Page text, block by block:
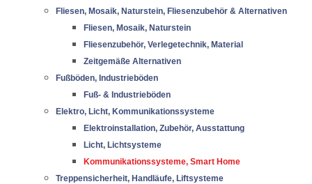
Fliesen, Mosaik, Naturstein, Fliesenzubehör & Alternativen
Fliesen, Mosaik, Naturstein
Fliesenzubehör, Verlegetechnik, Material
Zeitgemäße Alternativen
Fußböden, Industrieböden
Fuß- & Industrieböden
Elektro, Licht, Kommunikationssysteme
Elektroinstallation, Zubehör, Ausstattung
Licht, Lichtsysteme
Kommunikationssysteme, Smart Home
Treppensicherheit, Handläufe, Liftsysteme